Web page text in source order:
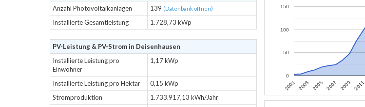
Anzahl Photovoltaikanlagen
139 (Datenbank öffnen)
Installierte Gesamtleistung 1.728,73 kWp
PV-Leistung & PV-Strom in Deisenhausen
Installierte Leistung pro
Einwohner
1,17 kWp
Installierte Leistung pro Hektar
0,15 kWp
Stromproduktion
1.733.917,13 kWh/Jahr
2001 2003 2005 2007 2009 2011
0
50
100
150